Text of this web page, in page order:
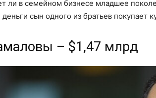
ли в семейном бизнесе младшее
деньги сын одного из братьев покупает
– $1,47 млрд